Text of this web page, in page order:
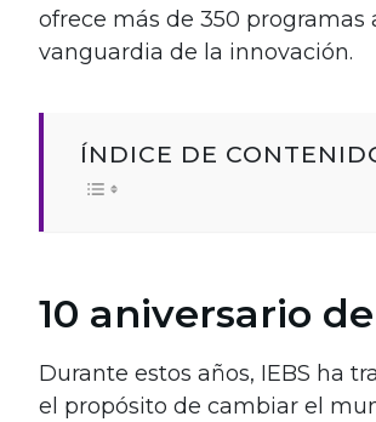
ofrece más de 350 programas
vanguardia de la innovación.
ÍNDICE DE
10 aniversario
Durante estos años, IEBS ha
el propósito de cambiar el